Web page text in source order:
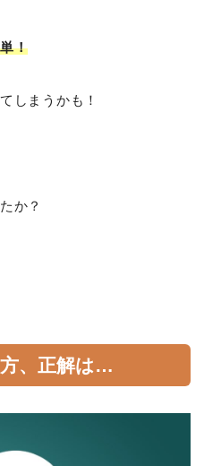
！
しまうかも！
か？
方、正解は…